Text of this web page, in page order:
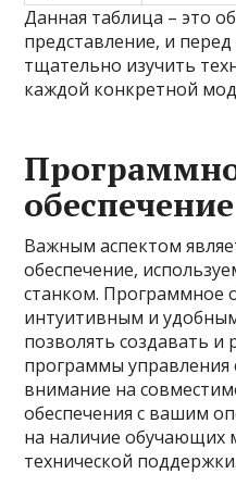
Данная таблица – это
представление, и
тщательно изучить
каждой конкретной
обеспечение
Важным аспектом
обеспечение,
станком. Программное
интуитивным и
позволять создавать и
программы управления
внимание на
обеспечения с вашим
на наличие обучающих
технической поддержки.